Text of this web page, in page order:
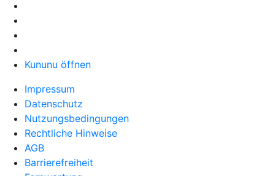
Kununu öffnen
Impressum
Datenschutz
Nutzungsbedingungen
Rechtliche Hinweise
AGB
Barrierefreiheit